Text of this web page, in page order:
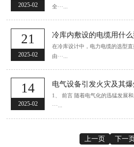
2025-02
全···...
21
2025-02
冷库内敷设的电缆用什
在冷库设计中，电力电缆的选型
由···...
14
2025-02
电气设备引发火灾及其爆
1、 前言 随着电气化的迅猛发展
···...
上一页 下一